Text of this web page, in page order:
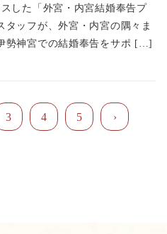
した「外宮・内宮結婚奉告プ
タッフが、外宮・内宮の隅々ま
勢神宮での結婚奉告をサポ […]
3 4 5